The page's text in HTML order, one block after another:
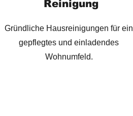
Reinigung
Gründliche Hausreinigungen für ein
gepflegtes und einladendes
Wohnumfeld.